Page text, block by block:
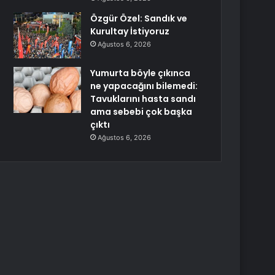
Özgür Özel: Sandık ve
Kurultay İstiyoruz
Ağustos 6, 2026
Yumurta böyle çıkınca
ne yapacağını bilemedi:
Tavuklarını hasta sandı
ama sebebi çok başka
çıktı
Ağustos 6, 2026